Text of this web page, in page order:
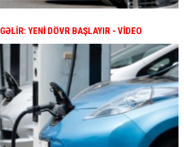
GƏLİR: YENİ DÖVR BAŞLAYIR - VİDEO